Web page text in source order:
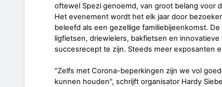
oftewel Spezi genoemd, van groot belang voor
Het evenement wordt het elk jaar door
beleefd als een gezellige familiebijeenkomst.
ligfietsen, driewielers, bakfietsen en
succesrecept te zijn. Steeds meer exposanten
"Zelfs met Corona-beperkingen zijn we vol
kunnen houden", schrijft organisator Hardy